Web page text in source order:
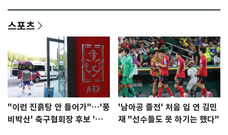
스포츠
"이런 진흙탕 안 들어가"…'풍
비박산' 축구협회장 후보 '실
'남아공 졸전' 처음 입 연 김민
재 "선수들도 못 하기는 했다"